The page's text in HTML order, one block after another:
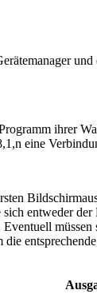
ihrer
eine
entweder